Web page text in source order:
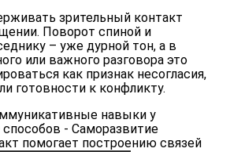
зрительный контакт
Поворот спиной и
– уже дурной тон, а в
или важного разговора это
как признак несогласия,
готовности к конфликту.
помогает построению связей